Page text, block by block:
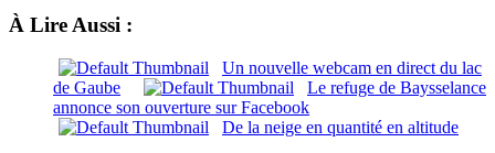
À Lire Aussi :
Un nouvelle webcam en direct du lac
de Gaube
Le refuge de Baysselance
annonce son ouverture sur Facebook
De la neige en quantité en altitude